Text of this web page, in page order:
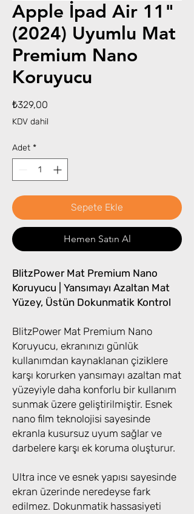
Apple İpad Air 11"
(2024) Uyumlu Mat
Premium Nano
Koruyucu
₺329,00
KDV dahil
Adet *
Sepete Ekle
Hemen Satın Al
BlitzPower Mat Premium Nano
Koruyucu | Yansımayı Azaltan Mat
Yüzey, Üstün Dokunmatik Kontrol
BlitzPower Mat Premium Nano
Koruyucu, ekranınızı günlük
kullanımdan kaynaklanan çiziklere
karşı korurken yansımayı azaltan mat
yüzeyiyle daha konforlu bir kullanım
sunmak üzere geliştirilmiştir. Esnek
nano film teknolojisi sayesinde
ekranla kusursuz uyum sağlar ve
darbelere karşı ek koruma oluşturur.
Ultra ince ve esnek yapısı sayesinde
ekran üzerinde neredeyse fark
edilmez. Dokunmatik hassasiyeti